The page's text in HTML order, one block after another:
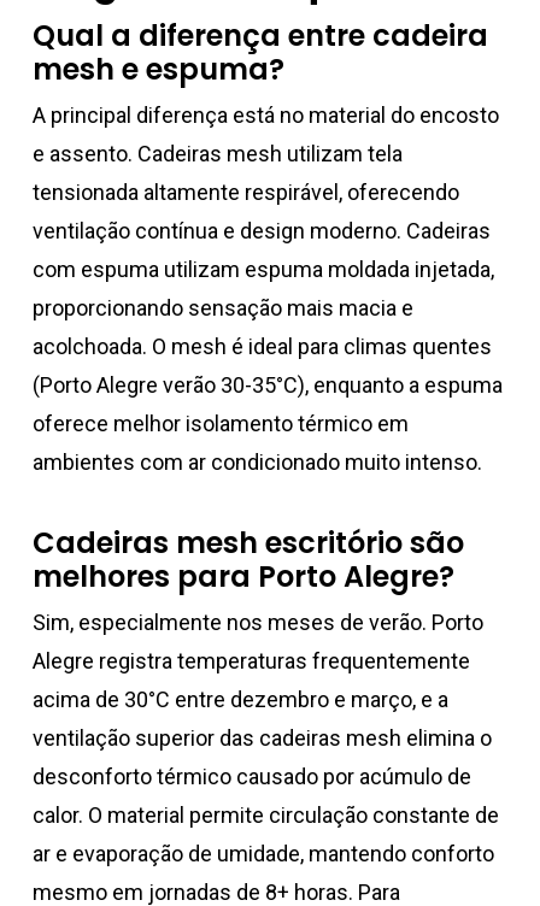
Qual a diferença entre cadeira
mesh e espuma?
A principal diferença está no material do encosto
e assento. Cadeiras mesh utilizam tela
tensionada altamente respirável, oferecendo
ventilação contínua e design moderno. Cadeiras
com espuma utilizam espuma moldada injetada,
proporcionando sensação mais macia e
acolchoada. O mesh é ideal para climas quentes
(Porto Alegre verão 30-35°C), enquanto a espuma
oferece melhor isolamento térmico em
ambientes com ar condicionado muito intenso.
Cadeiras mesh escritório são
melhores para Porto Alegre?
Sim, especialmente nos meses de verão. Porto
Alegre registra temperaturas frequentemente
acima de 30°C entre dezembro e março, e a
ventilação superior das cadeiras mesh elimina o
desconforto térmico causado por acúmulo de
calor. O material permite circulação constante de
ar e evaporação de umidade, mantendo conforto
mesmo em jornadas de 8+ horas. Para